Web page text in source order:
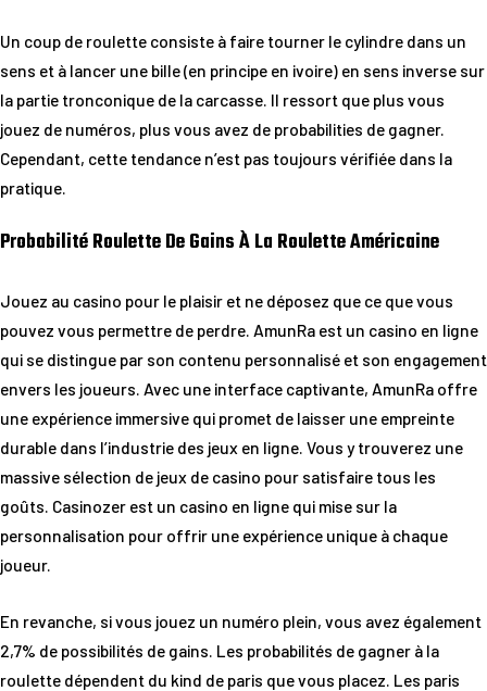
Un coup de roulette consiste à faire tourner le cylindre dans un
sens et à lancer une bille (en principe en ivoire) en sens inverse sur
la partie tronconique de la carcasse. Il ressort que plus vous
jouez de numéros, plus vous avez de probabilities de gagner.
Cependant, cette tendance n’est pas toujours vérifiée dans la
pratique.
Probabilité Roulette De Gains À La Roulette Américaine
Jouez au casino pour le plaisir et ne déposez que ce que vous
pouvez vous permettre de perdre. AmunRa est un casino en ligne
qui se distingue par son contenu personnalisé et son engagement
envers les joueurs. Avec une interface captivante, AmunRa offre
une expérience immersive qui promet de laisser une empreinte
durable dans l’industrie des jeux en ligne. Vous y trouverez une
massive sélection de jeux de casino pour satisfaire tous les
goûts. Casinozer est un casino en ligne qui mise sur la
personnalisation pour offrir une expérience unique à chaque
joueur.
En revanche, si vous jouez un numéro plein, vous avez également
2,7% de possibilités de gains. Les probabilités de gagner à la
roulette dépendent du kind de paris que vous placez. Les paris